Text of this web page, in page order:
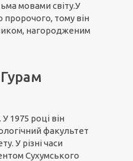
мовами світу.У
пророчого, тому він
нагородженим
Гурам
1975 році він
факультет
У різні часи
Сухумського